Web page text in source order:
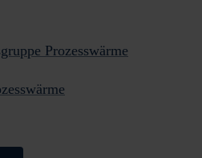
Prozesswärme